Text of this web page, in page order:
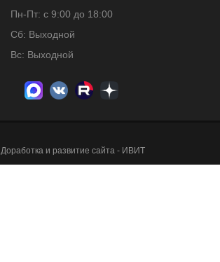
Пн-Пт: с 9:00 до 18:00
Сб: Выходной
Вс: Выходной
Доработка и развитие сайта - ИВИТ